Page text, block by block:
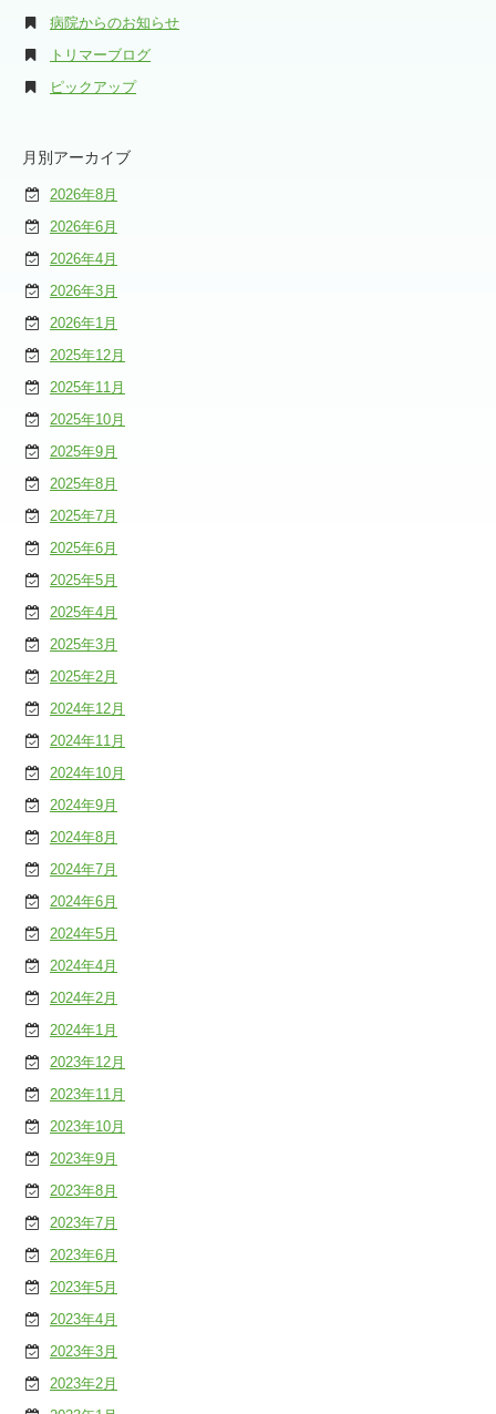
病院からのお知らせ
トリマーブログ
ピックアップ
月別アーカイブ
2026年8月
2026年6月
2026年4月
2026年3月
2026年1月
2025年12月
2025年11月
2025年10月
2025年9月
2025年8月
2025年7月
2025年6月
2025年5月
2025年4月
2025年3月
2025年2月
2024年12月
2024年11月
2024年10月
2024年9月
2024年8月
2024年7月
2024年6月
2024年5月
2024年4月
2024年2月
2024年1月
2023年12月
2023年11月
2023年10月
2023年9月
2023年8月
2023年7月
2023年6月
2023年5月
2023年4月
2023年3月
2023年2月